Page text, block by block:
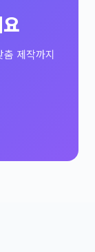
제작까지